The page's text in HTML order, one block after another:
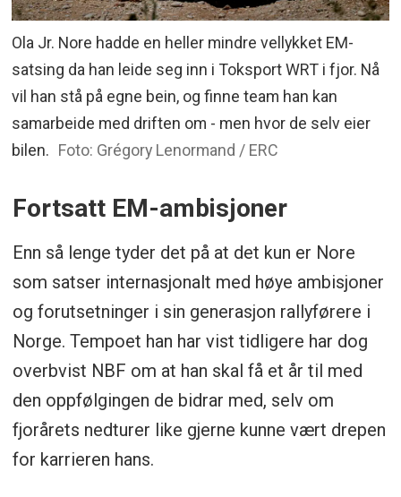
Ola Jr. Nore hadde en heller mindre vellykket EM-
satsing da han leide seg inn i Toksport WRT i fjor. Nå
vil han stå på egne bein, og finne team han kan
samarbeide med driften om - men hvor de selv eier
bilen. Foto: Grégory Lenormand / ERC
Fortsatt EM-ambisjoner
Enn så lenge tyder det på at det kun er Nore
som satser internasjonalt med høye ambisjoner
og forutsetninger i sin generasjon rallyførere i
Norge. Tempoet han har vist tidligere har dog
overbvist NBF om at han skal få et år til med
den oppfølgingen de bidrar med, selv om
fjorårets nedturer like gjerne kunne vært drepen
for karrieren hans.